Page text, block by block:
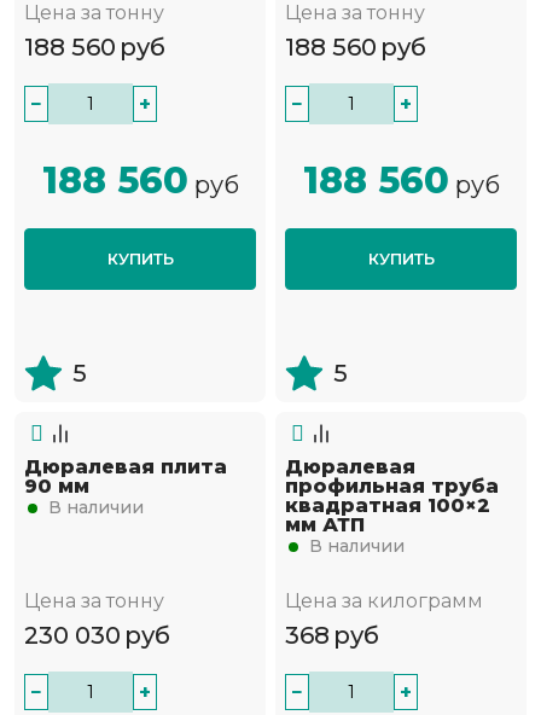
Цена за тонну
188 560 руб
− +
188 560 руб
КУПИТЬ
5
Цена за тонну
188 560 руб
− +
188 560 руб
КУПИТЬ
5
Дюралевая плита
90 мм
В наличии
Цена за тонну
230 030 руб
− +
Дюралевая
профильная труба
квадратная 100×2
мм АТП
В наличии
Цена за килограмм
368 руб
− +